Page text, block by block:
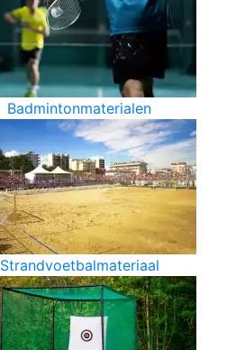
Badmintonmaterialen
Strandvoetbalmateriaal